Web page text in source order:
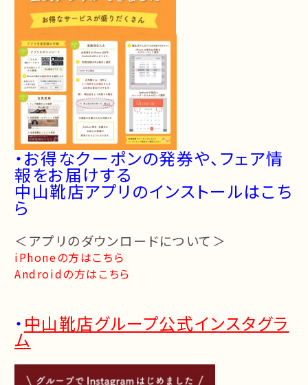
・お得なクーポンの発券や、フェア情
報をお届けする
中山靴店アプリのインストールはこち
ら
＜アプリのダウンロードについて＞
iPhoneの方はこちら
Androidの方はこちら
・ 中山靴店グループ公式インスタグラ
ム